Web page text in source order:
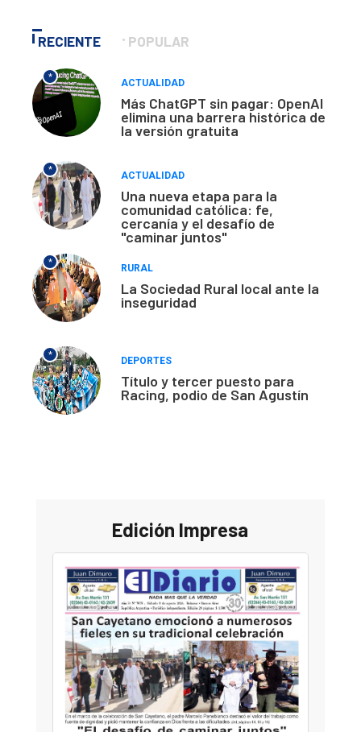
RECIENTE POPULAR
*
ACTUALIDAD
Más ChatGPT sin pagar: OpenAI
elimina una barrera histórica de
la versión gratuita
*
ACTUALIDAD
Una nueva etapa para la
comunidad católica: fe,
cercanía y el desafío de
"caminar juntos"
*
RURAL
La Sociedad Rural local ante la
inseguridad
*
DEPORTES
Título y tercer puesto para
Racing, podio de San Agustín
Edición Impresa